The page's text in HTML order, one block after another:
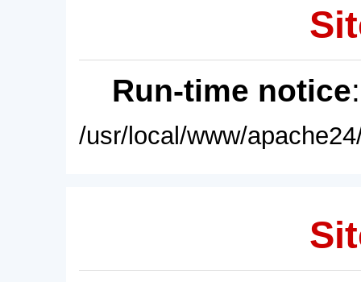
Run-time notice
/usr/local/www/